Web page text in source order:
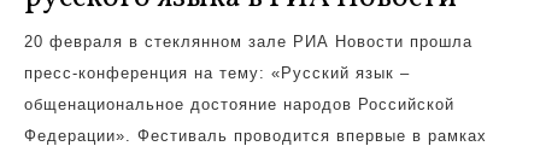
20 февраля в стеклянном зале РИА Новости прошла
пресс-конференция на тему: «Русский язык –
общенациональное достояние народов Российской
Федерации». Фестиваль проводится впервые в рамках